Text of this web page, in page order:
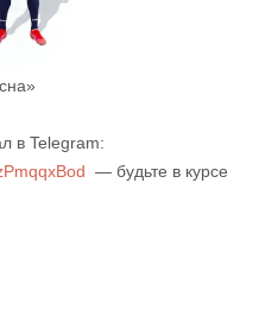
в Telegram:
— будьте в курсе